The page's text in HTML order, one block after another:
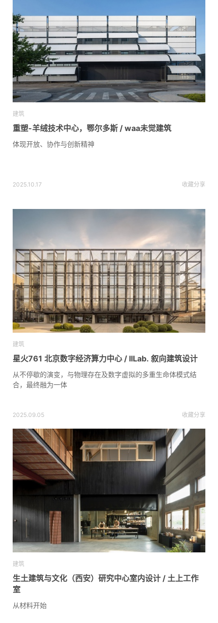
建筑
重塑-羊绒技术中心，鄂尔多斯 / waa未觉建筑
体现开放、协作与创新精神
2025.10.17 收藏分享
建筑
星火761 北京数字经济算力中心 / llLab. 叙向建筑设计
从不停歇的演变，与物理存在及数字虚拟的多重生命体模式结
合，最终融为一体
2025.09.05 收藏分享
建筑
生土建筑与文化（西安）研究中心室内设计 / 土上工作
室
从材料开始